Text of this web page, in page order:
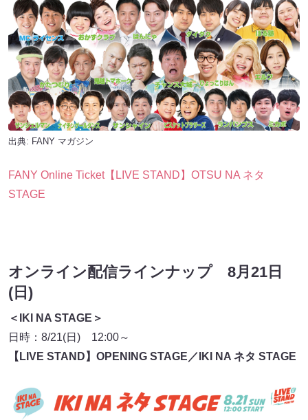
出典: FANY マガジン
FANY Online Ticket【LIVE STAND】OTSU NA ネタ
STAGE
オンライン配信ラインナップ 8月21日
(日)
＜IKI NA STAGE＞
日時：8/21(日) 12:00～
【LIVE STAND】OPENING STAGE／IKI NA ネタ STAGE